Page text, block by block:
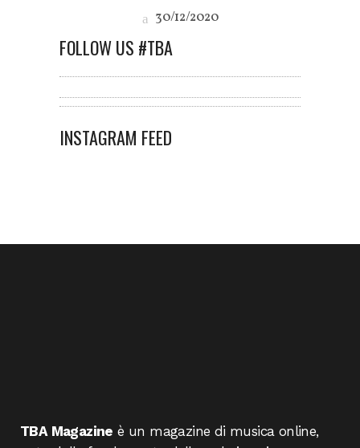
30/12/2020
FOLLOW US #TBA
INSTAGRAM FEED
TBA Magazine è un magazine di musica online,